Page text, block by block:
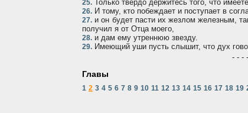
25. Только твердо держитесь того, что
26. И тому, кто побеждает и поступает в
27. и он будет пасти их жезлом железным,
получил я от Отца моего,
28. и дам ему утреннюю звезду.
29. Имеющий уши пусть слышит, что дух
- - -
Главы
1 2 3 4 5 6 7 8 9 10 11 12 13 14 15 16 17 18 19